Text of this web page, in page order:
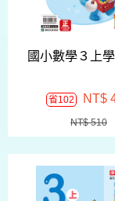
國小數學３上
省102 NT$
NT$ 510